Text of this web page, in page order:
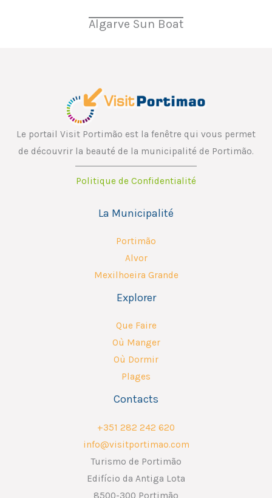
Algarve Sun Boat
Le portail Visit Portimão est la fenêtre qui vous permet
de découvrir la beauté de la municipalité de Portimão.
Politique de Confidentialité
La Municipalité
Portimão
Alvor
Mexilhoeira Grande
Explorer
Que Faire
Où Manger
Où Dormir
Plages
Contacts
+351 282 242 620
info@visitportimao.com
Turismo de Portimão
Edifício da Antiga Lota
8500-300 Portimão